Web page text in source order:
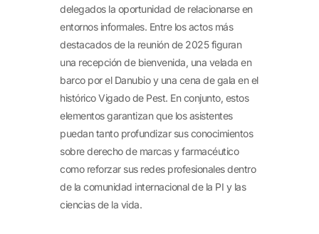
delegados la oportunidad de relacionarse en
entornos informales. Entre los actos más
destacados de la reunión de 2025 figuran
una recepción de bienvenida, una velada en
barco por el Danubio y una cena de gala en el
histórico Vigado de Pest. En conjunto, estos
elementos garantizan que los asistentes
puedan tanto profundizar sus conocimientos
sobre derecho de marcas y farmacéutico
como reforzar sus redes profesionales dentro
de la comunidad internacional de la PI y las
ciencias de la vida.